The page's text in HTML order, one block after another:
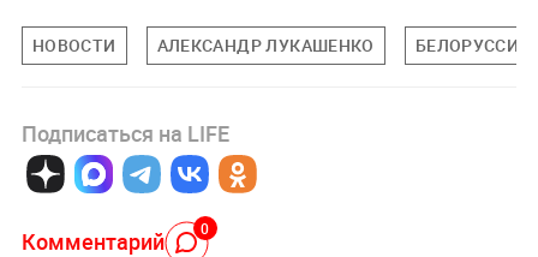
НОВОСТИ АЛЕКСАНДР ЛУКАШЕНКО БЕЛОРУССИЯ
Подписаться на LIFE
Комментарий 0